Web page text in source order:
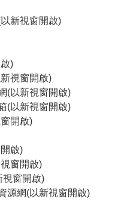
新視窗開啟)
)
視窗開啟)
(以新視窗開啟)
(以新視窗開啟)
開啟)
啟)
窗開啟)
視窗開啟)
源網(以新視窗開啟)